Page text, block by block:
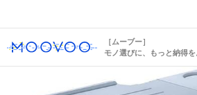
［ムーブー］
モノ選びに、もっと納得を